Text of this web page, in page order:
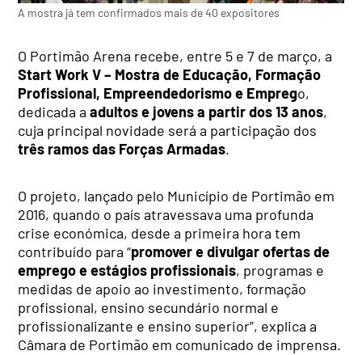
A mostra já tem confirmados mais de 40 expositores
O Portimão Arena recebe, entre 5 e 7 de março, a
Start Work V – Mostra de Educação, Formação
Profissional, Empreendedorismo e Emprego,
dedicada aadultos e jovens a partir dos 13 anos,
cuja principal novidade será a participação dos
três ramos das Forças Armadas.
O projeto, lançado pelo Município de Portimão em
2016, quando o país atravessava uma profunda
crise económica, desde a primeira hora tem
contribuído para “promover e divulgar ofertas de
emprego e estágios profissionais, programas e
medidas de apoio ao investimento, formação
profissional, ensino secundário normal e
profissionalizante e ensino superior”, explica a
Câmara de Portimão em comunicado de imprensa.